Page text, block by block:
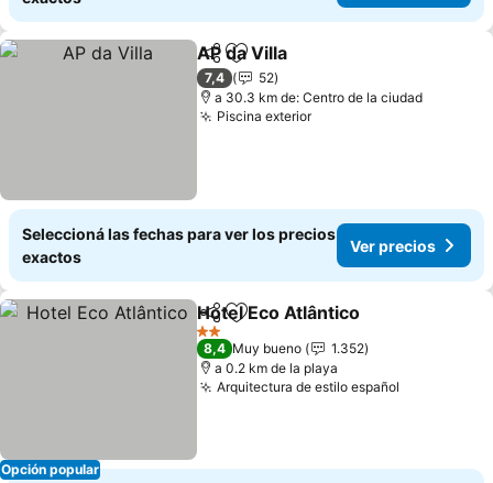
CompartirAñadir a favoritos
AP da Villa
7,4
52
a 30.3 km de: Centro de la ciudad
Piscina exteriorVer precios
Seleccioná las fechas para ver los precios
exactos
Ver precios
Opción popular
CompartirAñadir a favoritos
Hotel Eco Atlântico
2 Estrellas
8,4 Muy bueno
1.352
a 0.2 km de la playa
Arquitectura de estilo español